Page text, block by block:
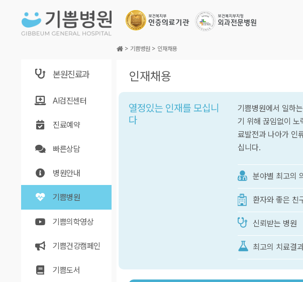
본원진료과
AI검진센터
진료예약
빠른상담
병원안내
기쁨병원
기쁨의학영상
기쁨건강캠페인
기쁨도서
> 기쁨병원 > 인재채용
인재채용
열정있는 인재를 모십니
다
기쁨병원에서 일하
기 위해 끊임없이 노
료발전과 나아가 인
십니다.
분야별 최고의
환자와 좋은 친
신뢰받는 병원
최고의 치료결